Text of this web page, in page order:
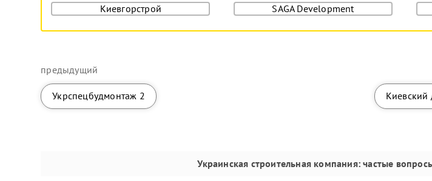
Киевгорстрой SAGA Development
предыдущий
Укрспецбудмонтаж 2 Киевский
Украинская строительная компания: частые